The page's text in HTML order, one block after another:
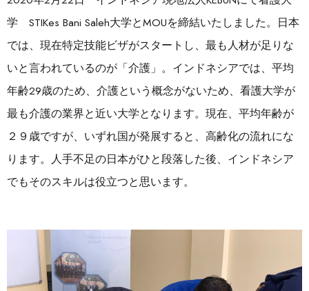
学 STIKes Bani Saleh大学とMOUを締結いたしました。日本
では、現在特定技能ビザがスタートし、最も人材が足りな
いと言われているのが「介護」。インドネシアでは、平均
年齢29歳のため、介護という概念がないため、看護大学が
最も介護の業界と近い大学となります。現在、平均年齢が
２９歳ですが、いずれ国が発展すると、高齢化の流れにな
ります。人手不足の日本がひと段落した後、インドネシア
でもそのスキルは役立つと思います。